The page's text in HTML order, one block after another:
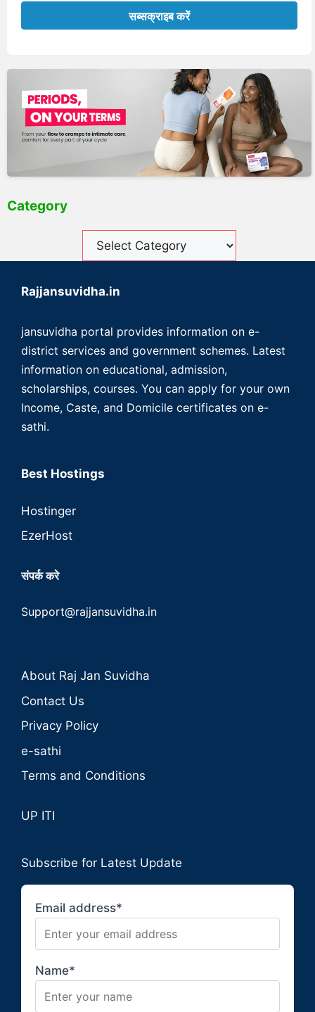
Category
Rajjansuvidha.in
jansuvidha portal provides information on e-
district services and government schemes. Latest
information on educational, admission,
scholarships, courses. You can apply for your own
Income, Caste, and Domicile certificates on e-
sathi.
Best Hostings
Hostinger
EzerHost
संपर्क करे
Support@rajjansuvidha.in
About Raj Jan Suvidha
Contact Us
Privacy Policy
e-sathi
Terms and Conditions
UP ITI
Subscribe for Latest Update
Email address*
Name*